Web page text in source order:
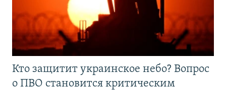
Кто защитит украинское небо? Вопрос
о ПВО становится критическим